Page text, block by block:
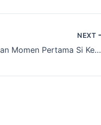
NEXT
Abadikan Momen Pertama Si Kecil dengan Free Newborn Photoshoot di RS Delta Surya